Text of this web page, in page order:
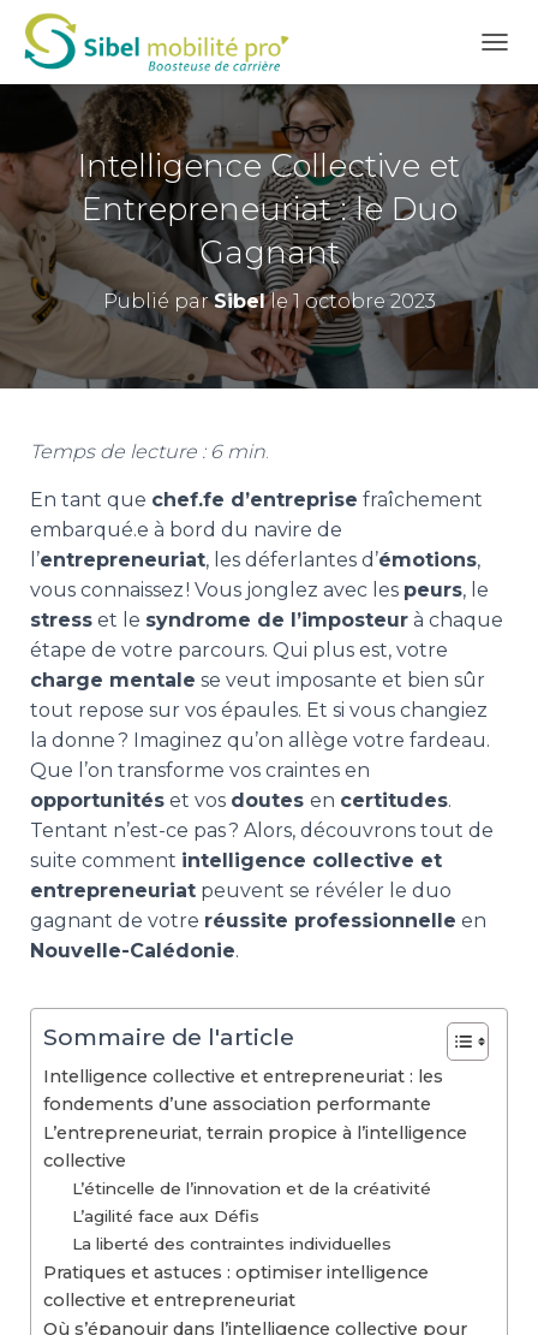
É
P
L
E
R
L
A
V
G
A
Intelligence Collective et
Entrepreneuriat : le Duo
Gagnant
Publié parSibelle1 octobre 2023
Temps de lecture : 6 min.
En tant que chef.fe d’entreprise fraîchement
embarqué.e à bord du navire de
l’entrepreneuriat, les déferlantes d’émotions,
vous connaissez ! Vous jonglez avec les peurs, le
stress et le syndrome de l’imposteur à chaque
étape de votre parcours. Qui plus est, votre
charge mentale se veut imposante et bien sûr
tout repose sur vos épaules. Et si vous changiez
la donne ? Imaginez qu’on allège votre fardeau.
Que l’on transforme vos craintes en
opportunités et vos doutes en certitudes.
Tentant n’est-ce pas ? Alors, découvrons tout de
suite comment intelligence collective et
entrepreneuriat peuvent se révéler le duo
gagnant de votre réussite professionnelle en
Nouvelle-Calédonie.
Sommaire de l'article
Intelligence collective et entrepreneuriat : les
fondements d’une association performante
L’entrepreneuriat, terrain propice à l’intelligence
collective
L’étincelle de l’innovation et de la créativité
L’agilité face aux Défis
La liberté des contraintes individuelles
Pratiques et astuces : optimiser intelligence
collective et entrepreneuriat
Où s’épanouir dans l’intelligence collective pour